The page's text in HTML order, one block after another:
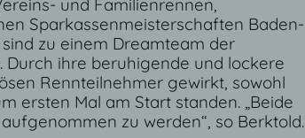
Sparkassenmeisterschaften Baden-
zu einem Dreamteam der
Durch ihre beruhigende und lockere
Rennteilnehmer gewirkt, sowohl
ersten Mal am Start standen. „Beide
zu werden“, so Berktold.